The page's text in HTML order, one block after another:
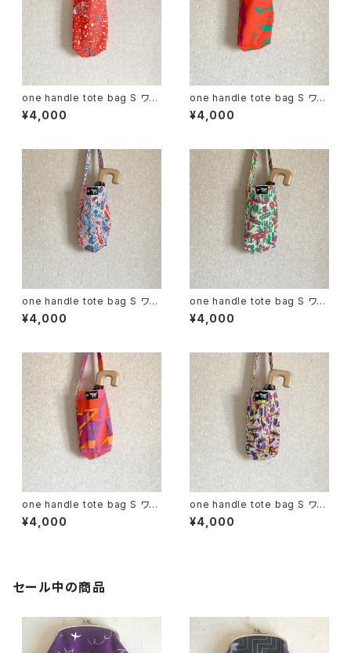
one handle tote bag S ワン
ハンドル トートバッグ a
¥4,000
one handle tote bag S ワン
ハンドル トートバッグ c
¥4,000
one handle tote bag S ワン
ハンドル トートバッグ d
¥4,000
one handle tote bag S ワン
ハンドル トートバッグ e
¥4,000
one handle tote bag S ワン
ハンドル トートバッグ f
¥4,000
one handle tote bag S ワン
ハンドル トートバッグ h
¥4,000
セール中の商品